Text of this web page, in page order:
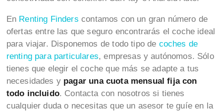
En Renting Finders contamos con un gran número de
ofertas entre las que seguro encontrarás el coche ideal
para viajar. Disponemos de todo tipo de coches de
renting para particulares, empresas y autónomos. Sólo
tienes que elegir el coche que más se adapte a tus
necesidades y pagar una cuota mensual fija con
todo incluido. Contacta con nosotros si tienes
cualquier duda o necesitas que un asesor te guíe en la